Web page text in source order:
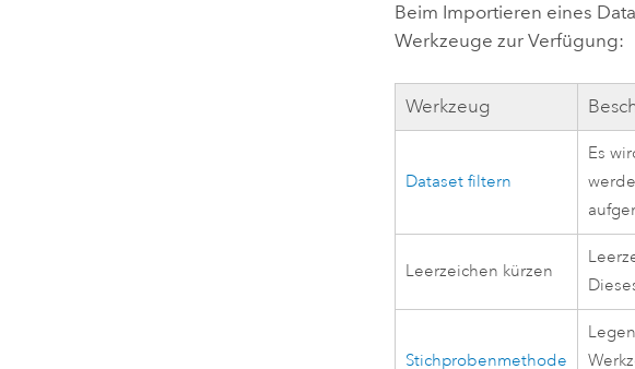
Beim Importieren eines
Werkzeuge zur Verfügung:
Werkzeug
Dataset filtern
Es
Leerzeichen kürzen
Stichprobenmethode